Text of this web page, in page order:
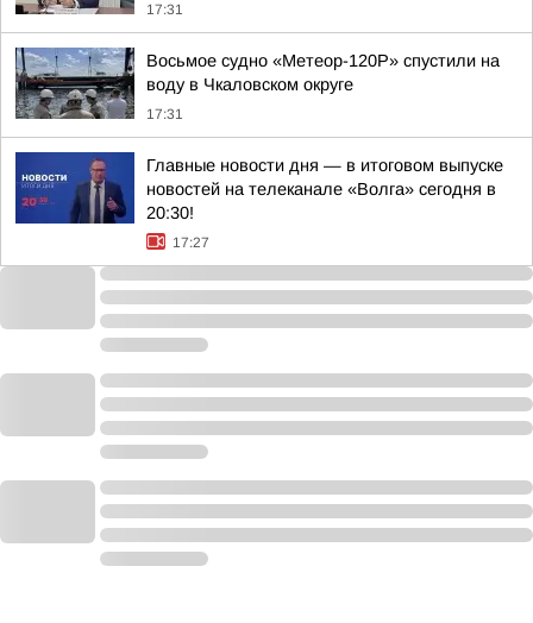
17:31
Восьмое судно «Метеор-120Р» спустили на
воду в Чкаловском округе
17:31
Главные новости дня — в итоговом выпуске
новостей на телеканале «Волга» сегодня в
20:30!
17:27